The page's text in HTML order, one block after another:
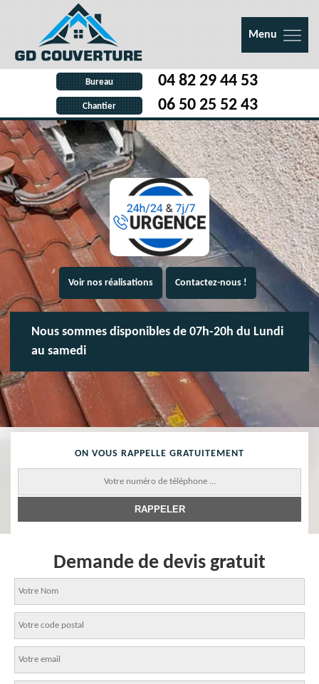
Menu
Bureau 04 82 29 44 53
Chantier 06 50 25 52 43
Voir nos réalisations Contactez-nous !
Nous sommes disponibles de 07h-20h du Lundi
au samedi
ON VOUS RAPPELLE GRATUITEMENT
Demande de devis gratuit